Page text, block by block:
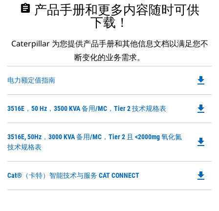
assignment 产品手册和更多内容随时可供
下载！
Caterpillar 为您提供产品手册和其他信息文档以满足您不
断变化的业务需求。
电力额定值指南
a
file_download
3516E，50 Hz，3500 KVA 备用/MC，Tier 2 技术规格表 file_download
3516E, 50Hz，3000 KVA 备用/MC，Tier 2 且 <2000mg 氧化氮
技术规格表
file_download
Cat®（卡特）智能技术与服务 CAT CONNECT file_download